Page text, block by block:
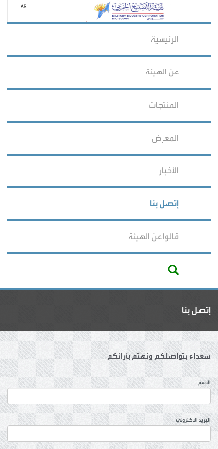
AR
الرئيسية
عن الهيئة
المنتجات
المعرض
الأخبار
إتصل بنا
قالوا عن الهيئة
إتصل بنا
سعداء بتواصلكم ونهتم بأرائكم
الأسم
البريد الاكتروني